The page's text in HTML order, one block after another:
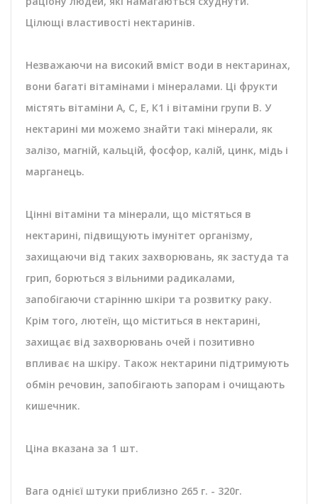
Цілющі властивості нектаринів.
Незважаючи на високий вміст води в нектаринах,
вони багаті вітамінами і мінералами. Ці фрукти
містять вітаміни А, С, Е, К1 і вітаміни групи В. У
нектарині ми можемо знайти такі мінерали, як
залізо, магній, кальцій, фосфор, калій, цинк, мідь і
марганець.
Цінні вітаміни та мінерали, що містяться в
нектарині, підвищують імунітет організму,
захищаючи від таких захворювань, як застуда та
грип, борються з вільними радикалами,
запобігаючи старінню шкіри та розвитку раку.
Крім того, лютеїн, що міститься в нектарині,
захищає від захворювань очей і позитивно
впливає на шкіру. Також нектарини підтримують
обмін речовин, запобігають запорам і очищають
кишечник.
Ціна вказана за 1 шт.
Вага однієї штуки приблизно 265 г. - 320г.